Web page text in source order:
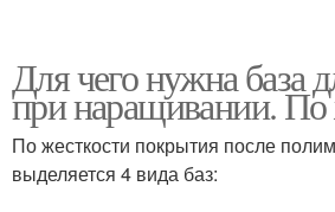
Базы для ногтей
Для чего нужна база
при наращивании. По
По жесткости покрытия после
выделяется 4 вида баз: